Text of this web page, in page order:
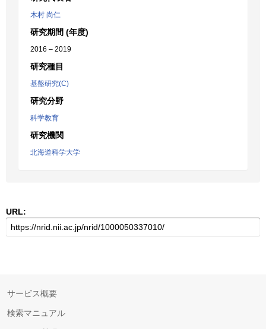
木村 尚仁
研究期間 (年度)
2016 – 2019
研究種目
基盤研究(C)
研究分野
科学教育
研究機関
北海道科学大学
URL:
サービス概要
検索マニュアル